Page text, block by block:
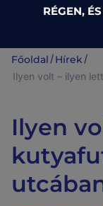
RÉGEN,
Főoldal /Hírek /
Ilyen volt – ilyen
Ilyen